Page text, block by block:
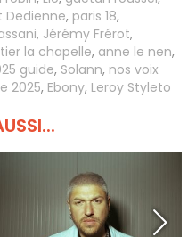
Dedienne, paris 18,
, Jérémy Frérot,
la chapelle, anne le nen,
guide, Solann, nos voix
2025, Ebony, Leroy Styleto